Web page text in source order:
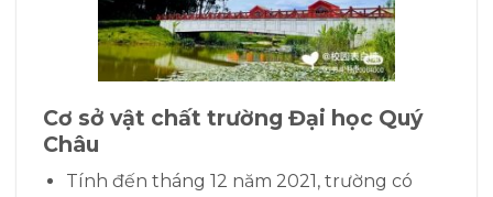
Cơ sở vật chất trường Đại học Quý
Châu
Tính đến tháng 12 năm 2021, trường có